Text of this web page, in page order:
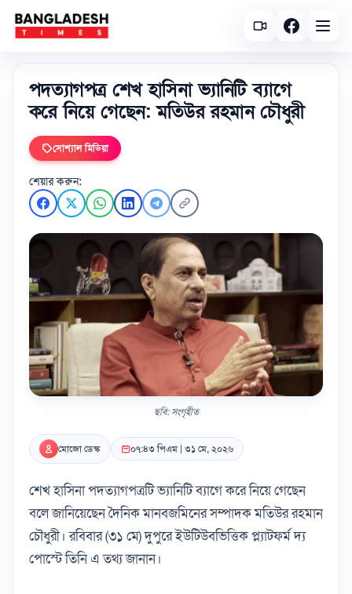
পদত্যাগপত্র শেখ হাসিনা ভ্যানিটি ব্যাগে
করে নিয়ে গেছেন: মতিউর রহমান চৌধুরী
সোশ্যাল মিডিয়া
শেয়ার করুন:
ছবি: সংগৃহীত
মোজো ডেস্ক ০৭:৪৩ পিএম | ৩১ মে, ২০২৬
শেখ হাসিনা পদত্যাগপত্রটি ভ্যানিটি ব্যাগে করে নিয়ে গেছেন
বলে জানিয়েছেন দৈনিক মানবজমিনের সম্পাদক মতিউর রহমান
চৌধুরী।রবিবার (৩১ মে) দুপুরে ইউটিউবভিত্তিক প্ল্যাটফর্ম দ্য
পোস্টে তিনি এ তথ্য জানান।